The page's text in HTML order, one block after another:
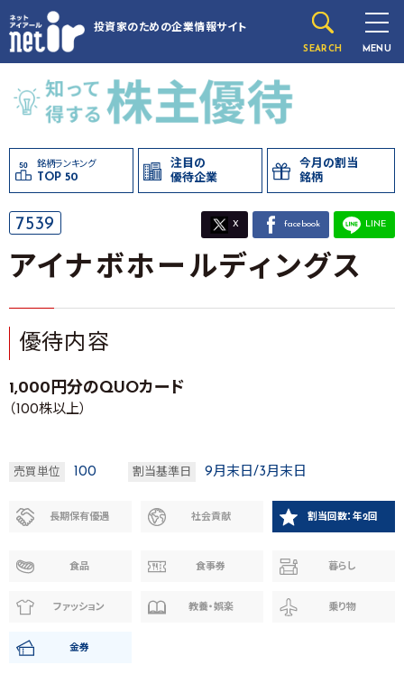
投資家のための企業情報サイト
SEARCH MENU
銘柄ランキング
TOP 50
注目の
優待企業
今月の割当
銘柄
7539 X facebook LINE
アイナボホールディングス
優待内容
1,000円分のQUOカード
（100株以上）
売買単位 100 割当基準日 9月末日/3月末日
長期保有優遇 社会貢献 割当回数：年2回
食品 食事券 暮らし
ファッション 教養・娯楽 乗り物
金券